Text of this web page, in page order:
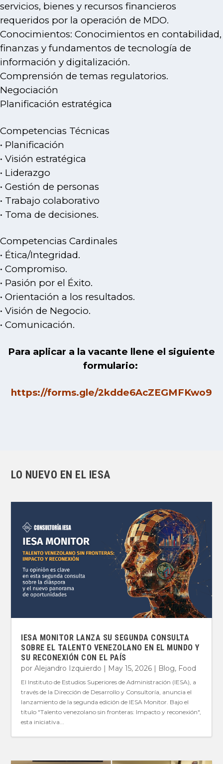
servicios, bienes y recursos financieros
requeridos por la operación de MDO.
Conocimientos: Conocimientos en contabilidad,
finanzas y fundamentos de tecnología de
información y digitalización.
Comprensión de temas regulatorios.
Negociación
Planificación estratégica
Competencias Técnicas
• Planificación
• Visión estratégica
• Liderazgo
• Gestión de personas
• Trabajo colaborativo
• Toma de decisiones.
Competencias Cardinales
• Ética/Integridad.
• Compromiso.
• Pasión por el Éxito.
• Orientación a los resultados.
• Visión de Negocio.
• Comunicación.
Para aplicar a la vacante llene el siguiente
formulario:
https://forms.gle/2kdde6AcZEGMFKwo9
LO NUEVO EN EL IESA
IESA MONITOR LANZA SU SEGUNDA CONSULTA
SOBRE EL TALENTO VENEZOLANO EN EL MUNDO Y
SU RECONEXIÓN CON EL PAÍS
porAlejandro Izquierdo | May 15, 2026 | Blog, Food
El Instituto de Estudios Superiores de Administración (IESA), a
través de la Dirección de Desarrollo y Consultoría, anuncia el
lanzamiento de la segunda edición de IESA Monitor. Bajo el
título "Talento venezolano sin fronteras: Impacto y reconexión",
esta iniciativa...